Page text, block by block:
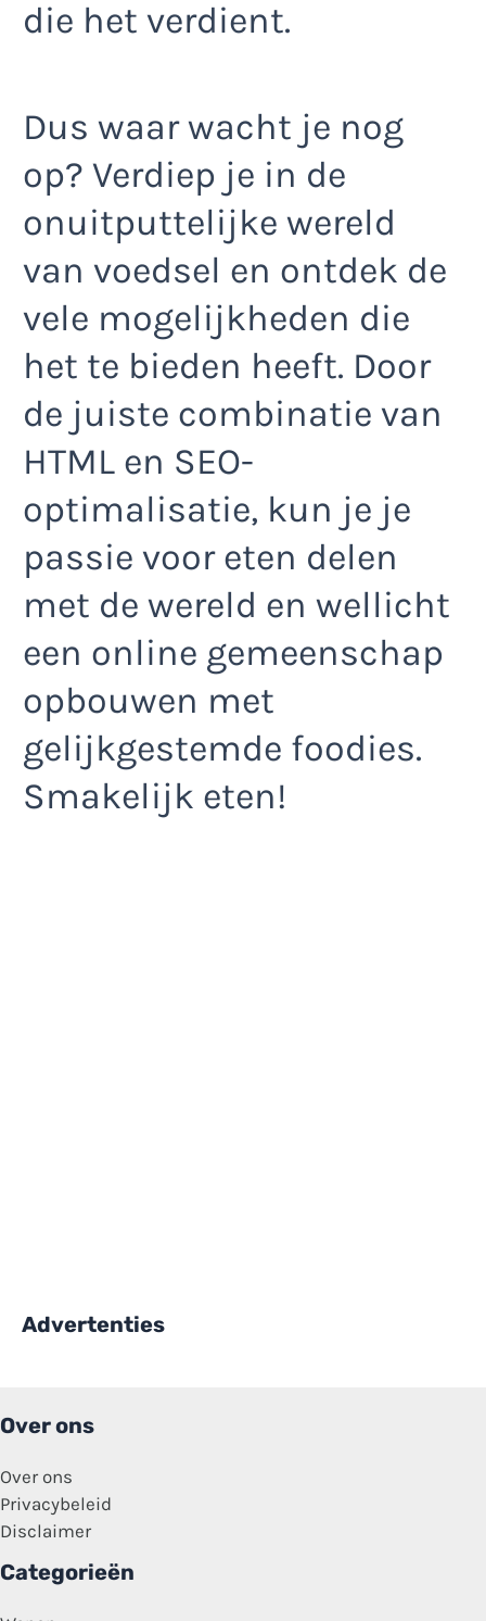
die het verdient.
Dus waar wacht je nog
op? Verdiep je in de
onuitputtelijke wereld
van voedsel en ontdek de
vele mogelijkheden die
het te bieden heeft. Door
de juiste combinatie van
HTML en SEO-
optimalisatie, kun je je
passie voor eten delen
met de wereld en wellicht
een online gemeenschap
opbouwen met
gelijkgestemde foodies.
Smakelijk eten!
Advertenties
Over ons
Over ons
Privacybeleid
Disclaimer
Categorieën